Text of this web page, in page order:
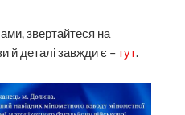
звертайтеся на
й деталі завжди є –тут.